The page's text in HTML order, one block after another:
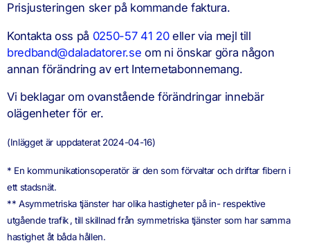
Prisjusteringen sker på kommande faktura.
Kontakta oss på 0250-57 41 20eller via mejl till
bredband@daladatorer.se om ni önskar göra någon
annan förändring av ert Internetabonnemang.
Vi beklagar om ovanstående förändringar innebär
olägenheter för er.
(Inlägget är uppdaterat 2024-04-16)
* En kommunikationsoperatör är den som förvaltar och driftar fibern i
ett stadsnät.
** Asymmetriska tjänster har olika hastigheter på in- respektive
utgående trafik , till skillnad från symmetriska tjänster som har samma
hastighet åt båda hållen.